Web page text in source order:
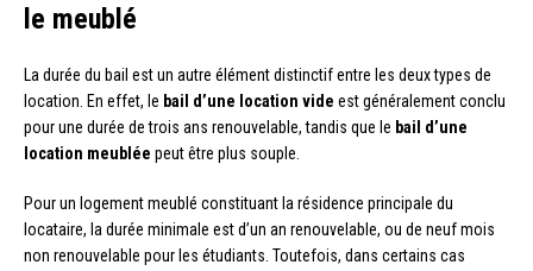
le meublé
La durée du bail est un autre élément distinctif entre les deux types de
location. En effet, le bail d’une location vide est généralement conclu
pour une durée de trois ans renouvelable, tandis que le bail d’une
location meublée peut être plus souple.
Pour un logement meublé constituant la résidence principale du
locataire, la durée minimale est d’un an renouvelable, ou de neuf mois
non renouvelable pour les étudiants. Toutefois, dans certains cas